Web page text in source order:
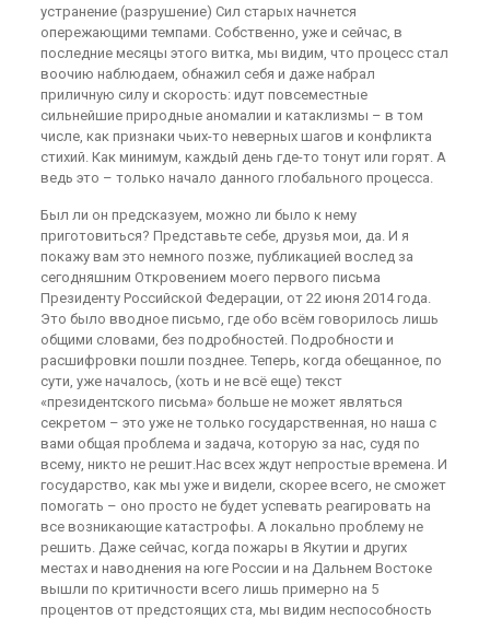
устранение (разрушение) Сил старых начнется
опережающими темпами. Собственно, уже и сейчас, в
последние месяцы этого витка, мы видим, что процесс стал
воочию наблюдаем, обнажил себя и даже набрал
приличную силу и скорость: идут повсеместные
сильнейшие природные аномалии и катаклизмы – в том
числе, как признаки чьих-то неверных шагов и конфликта
стихий. Как минимум, каждый день где-то тонут или горят. А
ведь это – только начало данного глобального процесса.
Был ли он предсказуем, можно ли было к нему
приготовиться? Представьте себе, друзья мои, да. И я
покажу вам это немного позже, публикацией вослед за
сегодняшним Откровением моего первого письма
Президенту Российской Федерации, от 22 июня 2014 года.
Это было вводное письмо, где обо всём говорилось лишь
общими словами, без подробностей. Подробности и
расшифровки пошли позднее. Теперь, когда обещанное, по
сути, уже началось, (хоть и не всё еще) текст
«президентского письма» больше не может являться
секретом – это уже не только государственная, но наша с
вами общая проблема и задача, которую за нас, судя по
всему, никто не решит.Нас всех ждут непростые времена. И
государство, как мы уже и видели, скорее всего, не сможет
помогать – оно просто не будет успевать реагировать на
все возникающие катастрофы. А локально проблему не
решить. Даже сейчас, когда пожары в Якутии и других
местах и наводнения на юге России и на Дальнем Востоке
вышли по критичности всего лишь примерно на 5
процентов от предстоящих ста, мы видим неспособность